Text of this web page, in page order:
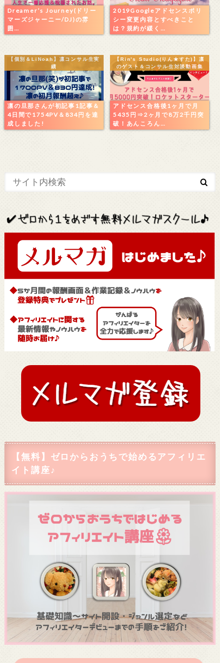
Dreamer’s Journey(ドリー
マーズジャーニー/DJ)の雰
囲…
2019Googleアドセンスポリ
シー変更内容とすべきこと
は？規約が緩く…
【個別＆LiNoah】凛コンサル生実
績
凛の旦那さんが初記事1記事＆
4日間で1754PV＆834円を達
成しました!
【Rin's Studio(りん★すた)】凛
のゲスト＆コンサル生対談動画集
アドセンス合格後1ヶ月で月
5435円⇒2ヶ月で8万2千円突
破！あんころん…
【無料】ゼロからおうちで始めるアフィリエ
イト講座♪